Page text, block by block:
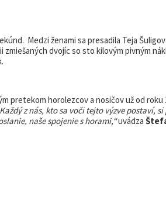
Medzi ženami sa presadila Teja
dvojíc so sto kilovým pivným
pretekom horolezcov a nosičov už od roku
z nás, kto sa voči tejto výzve postaví, si
naše spojenie s horami,“uvádza